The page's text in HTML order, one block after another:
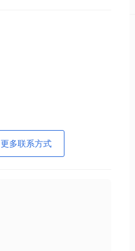
更多联系方式